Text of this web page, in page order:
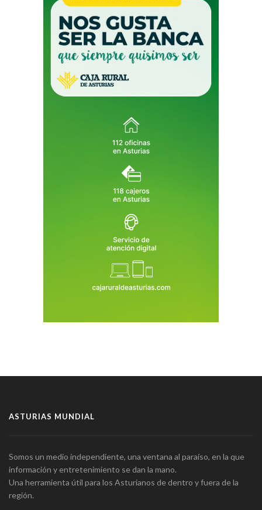
ASTURIAS MUNDIAL
Somos un medio independiente, una ventana al paraíso, en la que
información y entretenimiento se dan la mano.
Una herramienta útil para los Asturianos de dentro y fuera de la
región.